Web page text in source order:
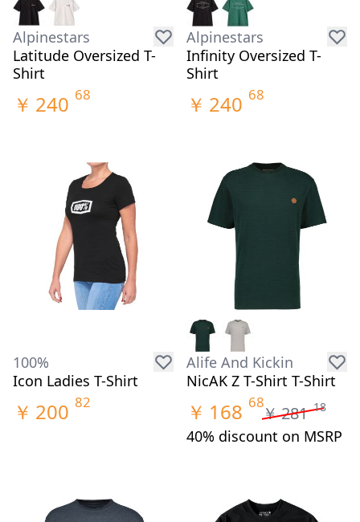
Alpinestars
Latitude Oversized T-
Shirt
￥ 240 68
Alpinestars
Infinity Oversized T-
Shirt
￥ 240 68
100%
Icon Ladies T-Shirt
￥ 200 82
Alife And Kickin
NicAK Z T-Shirt T-Shirt
￥ 168 68
￥281 18
40% discount on MSRP